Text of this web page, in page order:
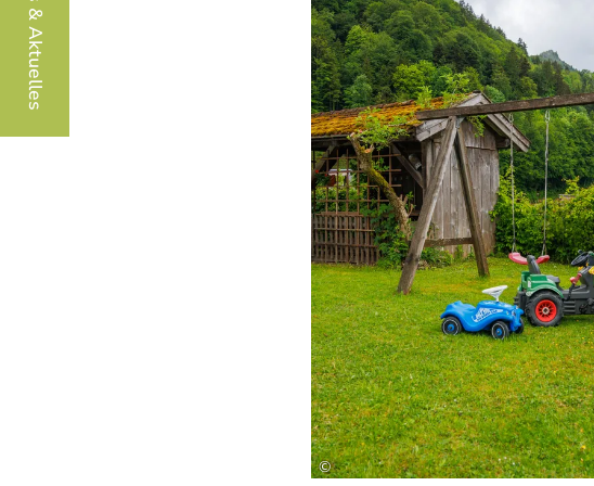
Infos & Aktuelles
©